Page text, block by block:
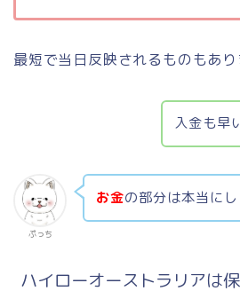
最短で当日反映されるものもあり
入金も早
ぷっち
お金の部分は本当に
ハイローオーストラリアは